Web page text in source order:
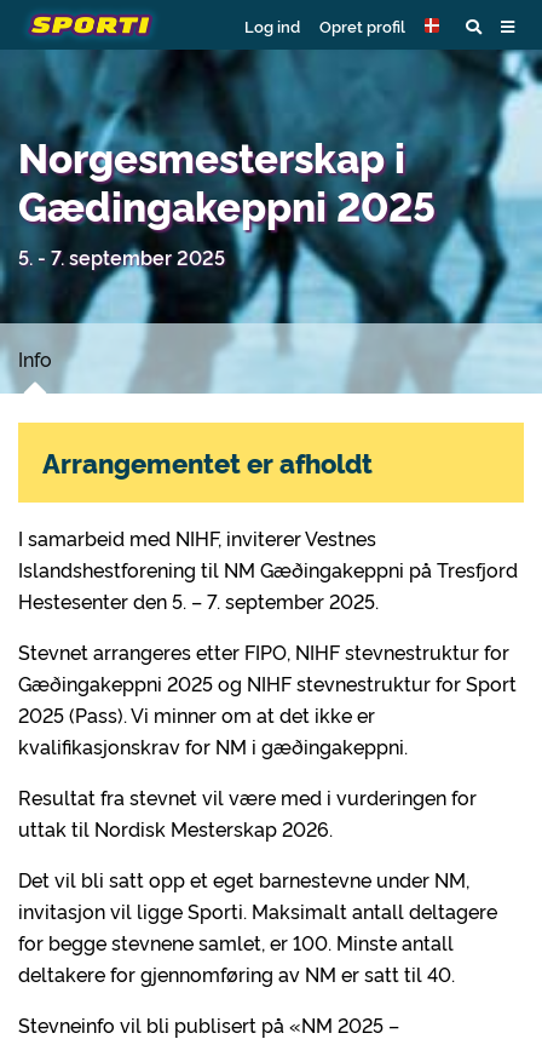
Log ind Opret profil
Norgesmesterskap i
Gædingakeppni 2025
5. - 7. september 2025
Info
I samarbeid med NIHF, inviterer Vestnes
Islandshestforening til NM Gæðingakeppni på Tresfjord
Hestesenter den 5. – 7. september 2025.
Stevnet arrangeres etter FIPO, NIHF stevnestruktur for
Gæðingakeppni 2025 og NIHF stevnestruktur for Sport
2025 (Pass). Vi minner om at det ikke er
kvalifikasjonskrav for NM i gæðingakeppni.
Resultat fra stevnet vil være med i vurderingen for
uttak til Nordisk Mesterskap 2026.
Det vil bli satt opp et eget barnestevne under NM,
invitasjon vil ligge Sporti. Maksimalt antall deltagere
for begge stevnene samlet, er 100. Minste antall
deltakere for gjennomføring av NM er satt til 40.
Stevneinfo vil bli publisert på «NM 2025 –
Arrangementet er afholdt